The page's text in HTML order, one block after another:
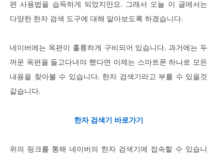
편 사용법을 습득하게 되었지만요. 그래서 오늘 이 글에서는
다양한 한자 검색 도구에 대해 알아보도록 하겠습니다.
네이버에는 옥편이 훌륭하게 구비되어 있습니다. 과거에는 두
꺼운 옥편을 들고다녀야 했다면 이제는 스마트폰 하나로 모든
내용을 찾아볼 수 있습니다. 한자 검색기라고 부를 수 있을것
같습니다.
한자 검색기 바로가기
위의 링크를 통해 네이버의 한자 검색기에 접속할 수 있습니